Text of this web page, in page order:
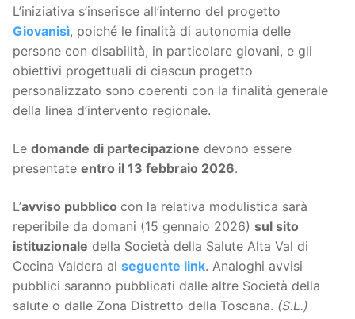
L’iniziativa s’inserisce all’interno del progetto
Giovanisì, poiché le finalità di autonomia delle
persone con disabilità, in particolare giovani, e gli
obiettivi progettuali di ciascun progetto
personalizzato sono coerenti con la finalità generale
della linea d’intervento regionale.
Le domande di partecipazione devono essere
presentate entro il 13 febbraio 2026.
L’avviso pubblico con la relativa modulistica sarà
reperibile da domani (15 gennaio 2026) sul sito
istituzionale della Società della Salute Alta Val di
Cecina Valdera al seguente link. Analoghi avvisi
pubblici saranno pubblicati dalle altre Società della
salute o dalle Zona Distretto della Toscana. (S.L.)